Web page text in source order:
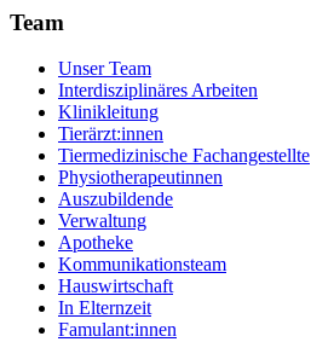
Team
Unser Team
Interdisziplinäres Arbeiten
Klinikleitung
Tierärzt:innen
Tiermedizinische Fachangestellte
Physiotherapeutinnen
Auszubildende
Verwaltung
Apotheke
Kommunikationsteam
Hauswirtschaft
In Elternzeit
Famulant:innen